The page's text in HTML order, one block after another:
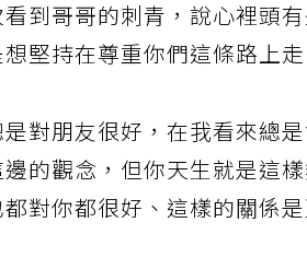
到哥哥的刺青，說心裡頭
堅持在尊重你們這條路上走
對朋友很好，在我看來總
的觀念，但你天生就是這
對你都很好、這樣的關係